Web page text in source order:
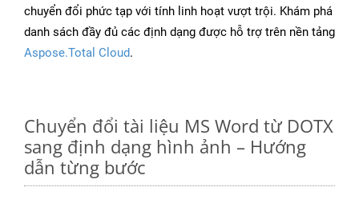
chuyển đổi phức tạp với tính linh hoạt vượt trội. Khám phá
danh sách đầy đủ các định dạng được hỗ trợ trên nền tảng
Aspose.Total Cloud.
Chuyển đổi tài liệu MS Word từ DOTX
sang định dạng hình ảnh – Hướng
dẫn từng bước